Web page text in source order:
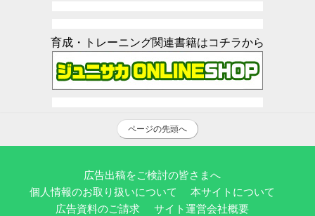
育成・トレーニング関連書籍はコチラから
ページの先頭へ
広告出稿をご検討の皆さまへ
個人情報のお取り扱いについて
本サイトについて
広告資料のご請求
サイト運営会社概要